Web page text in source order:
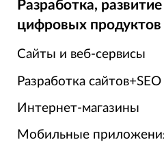
Разработка,
цифровых продуктов
Сайты и веб-сервисы
Разработка сайтов+SEO
Интернет-магазины
Мобильные